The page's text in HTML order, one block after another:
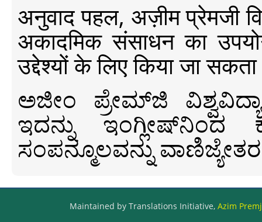
अनुवाद पहल, अज़ीम प्रेमजी
अकादमिक संसाधन का
उद्देश्यों के लिए किया जा
ಅಜೀಂ ಪ್ರೇಮ್‍ಜಿ
ಇದನ್ನು ಇಂಗ್ಲೀಷ್‍ನಿಂದ
ಸಂಪನ್ಮೂಲವನ್ನು
Maintained by Translations Initiative, Azim